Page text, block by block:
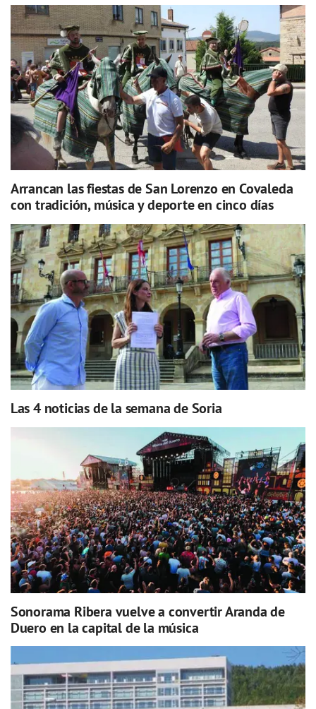
Arrancan las fiestas de San Lorenzo en Covaleda
con tradición, música y deporte en cinco días
Las 4 noticias de la semana de Soria
Sonorama Ribera vuelve a convertir Aranda de
Duero en la capital de la música